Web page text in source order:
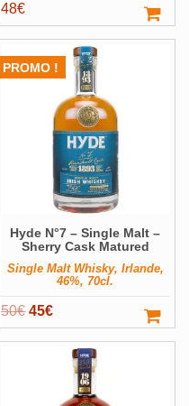
48€
PROMO !
Hyde N°7 – Single Malt –
Sherry Cask Matured
Single Malt Whisky, Irlande,
46%, 70cl.
50€ Le
prix
45€Le
prix
actuel
est :
45€.